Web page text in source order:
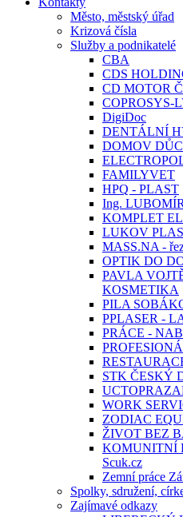
Město, městský úřad
Krizová čísla
Služby a podnikatelé
CBA
CDS
CD MOTOR
COPROSYS-
DigiDoc
DENTÁLNÍ
DOMOV
FAMILYVET
HPQ - PLAST
Ing.
KOMPLET
LUKOV
MASS.NA -
OPTIK DO
PAVLA
KOSMETIKA
PILA
PPLASER -
PRÁCE -
STK ČESKÝ
WORK
ZODIAC
ŽIVOT BEZ
KOMUNITNÍ
Scuk.cz
Zemní práce
Spolky, sdružení,
Zajímavé odkazy